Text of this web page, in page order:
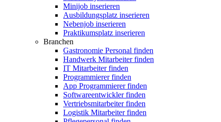
Minijob inserieren
Ausbildungsplatz inserieren
Nebenjob inserieren
Praktikumsplatz inserieren
Branchen
Gastronomie Personal finden
Handwerk Mitarbeiter finden
IT Mitarbeiter finden
Programmierer finden
App Programmierer finden
Softwareentwickler finden
Vertriebsmitarbeiter finden
Logistik Mitarbeiter finden